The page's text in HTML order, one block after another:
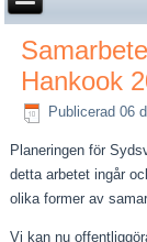
Hankook
Publicerad 06
Planeringen för
detta arbetet ingår
olika former av
Vi kan nu